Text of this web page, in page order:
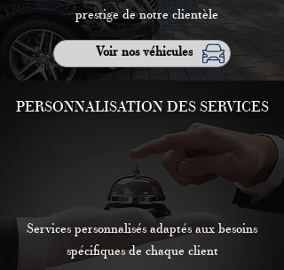
prestige de notre clientèle
Voir nos véhicules
PERSONNALISATION DES SERVICES
Services personnalisés adaptés aux besoins
spécifiques de chaque client